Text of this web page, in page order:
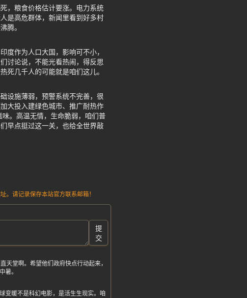
，粮食价格估计要涨。电力系统
是高危群体，新闻里看到好多村
腾。
度作为人口大国，影响可不小，
讨论说，不能光看热闹，得反思
死几千人的可能就是咱们这儿。
设施薄弱，预警系统不完善，很
大投入建绿色城市、推广耐热作
。高温无情，生命脆弱，咱们普
早点挺过这一关，也给全世界敲
。请记录保存本站官方联系邮箱！
提
交
天堂啊。希望他们政府快点行动起来，
暑。
变暖不是科幻电影，是活生生现实。咱